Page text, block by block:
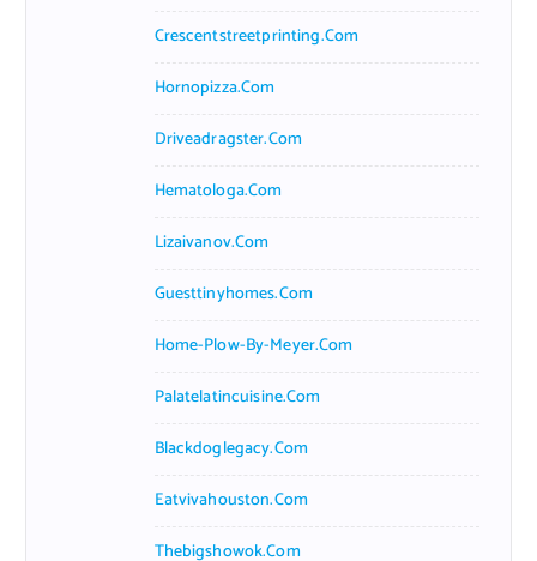
Crescentstreetprinting.com
Hornopizza.com
Driveadragster.com
Hematologa.com
Lizaivanov.com
Guesttinyhomes.com
Home-Plow-By-Meyer.com
Palatelatincuisine.com
Blackdoglegacy.com
Eatvivahouston.com
Thebigshowok.com